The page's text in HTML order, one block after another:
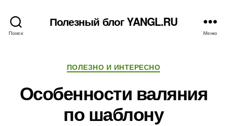
Поиск
Полезный блог YANGL.RU
Меню
Рубрики
ПОЛЕЗНО И ИНТЕРЕСНО
Особенности валяния
по шаблону